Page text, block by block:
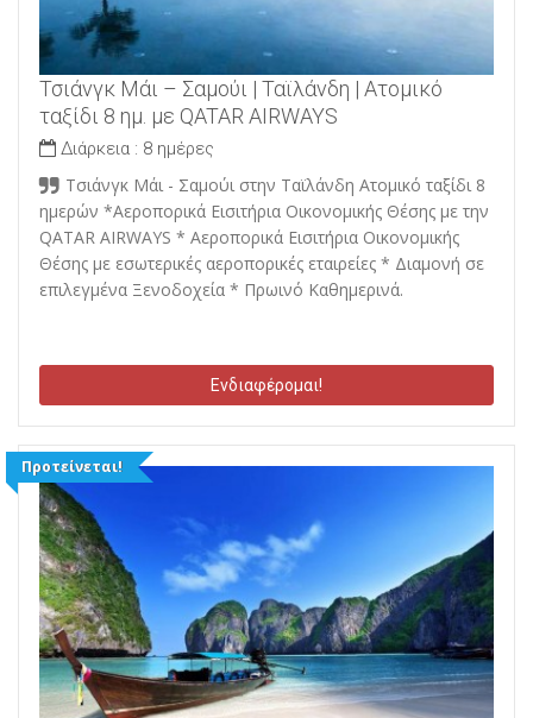
Τσιάνγκ Μάι – Σαμούι | Ταϊλάνδη | Ατομικό
ταξίδι 8 ημ. με QATAR AIRWAYS
Διάρκεια : 8 ημέρες
Τσιάνγκ Μάι - Σαμούι στην Ταϊλάνδη Ατομικό ταξίδι 8
ημερών *Αεροπορικά Εισιτήρια Οικονομικής Θέσης με την
QATAR AIRWAYS * Αεροπορικά Εισιτήρια Οικονομικής
Θέσης με εσωτερικές αεροπορικές εταιρείες * Διαμονή σε
επιλεγμένα Ξενοδοχεία * Πρωινό Καθημερινά.
Ενδιαφέρομαι!
Προτείνεται!